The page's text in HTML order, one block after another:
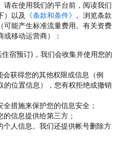
请在使用我们的平台前，阅读我们
）以及 《条款和条件》 。浏览条款
可能产生标准流量费用。有关资费
移动运营商）：
宿预订)，我们会收集并使用您的
获得您的其他权限或信息（例
的位置信息），您有权拒绝或撤销
措施来保护您的信息安全；
信息提供给第三方；
人信息。我们还提供帐号删除方